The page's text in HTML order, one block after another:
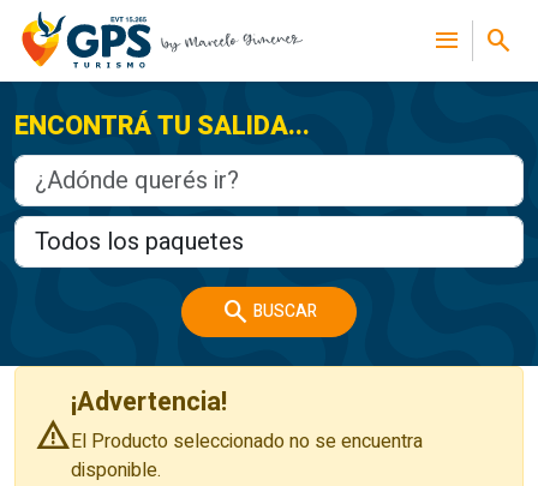
menu search
ENCONTRÁ TU SALIDA...
search BUSCAR
warning
¡Advertencia!
El Producto seleccionado no se encuentra
disponible.